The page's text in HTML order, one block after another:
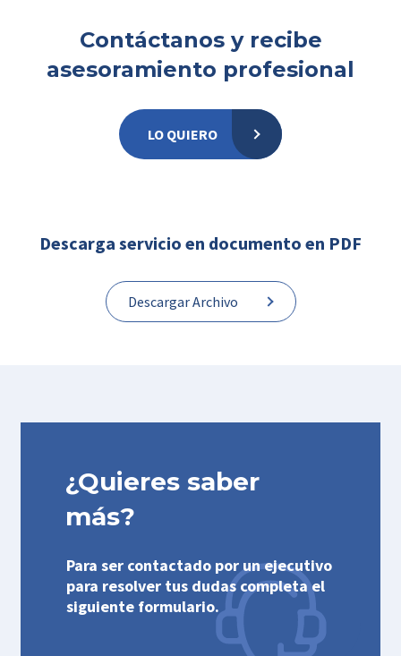
Contáctanos y recibe
asesoramiento profesional
LO QUIERO
Descarga servicio en documento en PDF
Descargar Archivo
¿Quieres saber
más?
Para ser contactado por un ejecutivo
para resolver tus dudas completa el
siguiente formulario.